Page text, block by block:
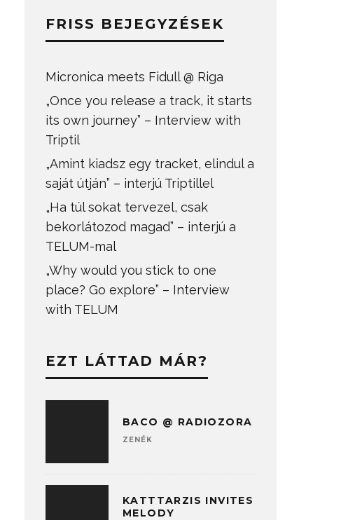
FRISS BEJEGYZÉSEK
Micronica meets Fidull @ Riga
„Once you release a track, it starts
its own journey” – Interview with
Triptil
„Amint kiadsz egy tracket, elindul a
saját útján” – interjú Triptillel
„Ha túl sokat tervezel, csak
bekorlátozod magad” – interjú a
TELUM-mal
„Why would you stick to one
place? Go explore” – Interview
with TELUM
EZT LÁTTAD MÁR?
BACO @ RADIOZORA
ZENÉK
KATTTARZIS INVITES
MELODY